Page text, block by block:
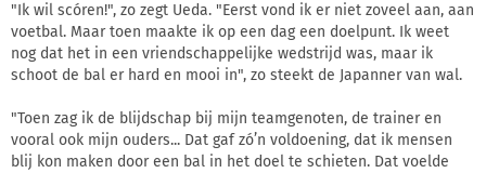
"Ik wil scóren!", zo zegt Ueda. "Eerst vond ik er niet zoveel aan, aan
voetbal. Maar toen maakte ik op een dag een doelpunt. Ik weet
nog dat het in een vriendschappelijke wedstrijd was, maar ik
schoot de bal er hard en mooi in", zo steekt de Japanner van wal.
"Toen zag ik de blijdschap bij mijn teamgenoten, de trainer en
vooral ook mijn ouders... Dat gaf zó’n voldoening, dat ik mensen
blij kon maken door een bal in het doel te schieten. Dat voelde